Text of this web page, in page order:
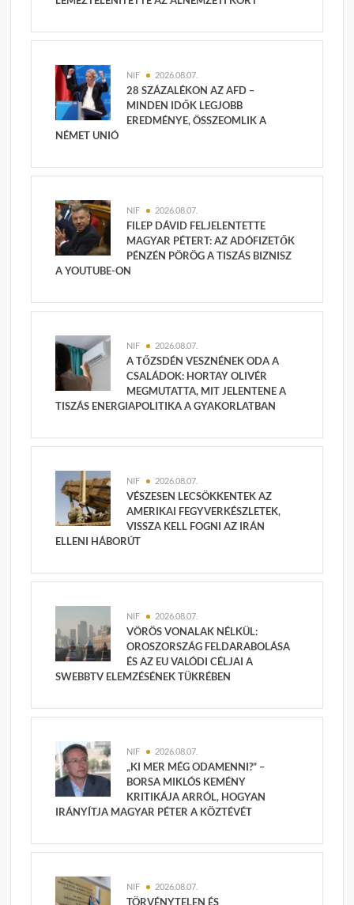
NIF 2026.08.07.
28 SZÁZALÉKON AZ AFD –
MINDEN IDŐK LEGJOBB
EREDMÉNYE, ÖSSZEOMLIK A
NÉMET UNIÓ
NIF 2026.08.07.
FILEP DÁVID FELJELENTETTE
MAGYAR PÉTERT: AZ ADÓFIZETŐK
PÉNZÉN PÖRÖG A TISZÁS BIZNISZ
A YOUTUBE-ON
NIF 2026.08.07.
A TŐZSDÉN VESZNÉNEK ODA A
CSALÁDOK: HORTAY OLIVÉR
MEGMUTATTA, MIT JELENTENE A
TISZÁS ENERGIAPOLITIKA A GYAKORLATBAN
NIF 2026.08.07.
VÉSZESEN LECSÖKKENTEK AZ
AMERIKAI FEGYVERKÉSZLETEK,
VISSZA KELL FOGNI AZ IRÁN
ELLENI HÁBORÚT
NIF 2026.08.07.
VÖRÖS VONALAK NÉLKÜL:
OROSZORSZÁG FELDARABOLÁSA
ÉS AZ EU VALÓDI CÉLJAI A
SWEBBTV ELEMZÉSÉNEK TÜKRÉBEN
NIF 2026.08.07.
„KI MER MÉG ODAMENNI?” –
BORSA MIKLÓS KEMÉNY
KRITIKÁJA ARRÓL, HOGYAN
IRÁNYÍTJA MAGYAR PÉTER A KÖZTÉVÉT
NIF 2026.08.07.
TÖRVÉNYTELEN ÉS